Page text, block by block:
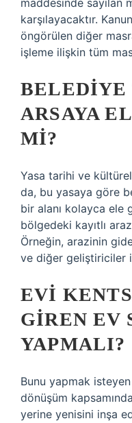
maddesinde sayılan
karşılayacaktır.
öngörülen diğer
işleme ilişkin tüm
BELEDIYE
ARSAYA
MI?
Yasa tarihi ve kültürel
da, bu yasaya göre
bir alanı kolayca ele
bölgedeki kayıtlı
Örneğin, arazinin
ve diğer geliştiriciler
EVI
GIREN EV
YAPMALI?
Bunu yapmak
dönüşüm
yerine yenisini inşa